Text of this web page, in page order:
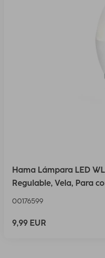
Hama Lámpara LED
Regulable, Vela, Para
00176599
9,99 EUR